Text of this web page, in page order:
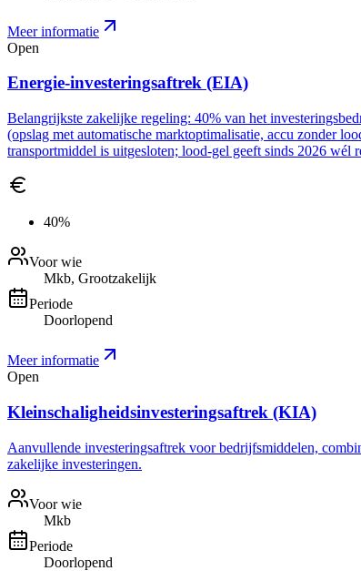
Meer informatie
Open
Energie-investeringsaftrek (EIA)
Belangrijkste zakelijke regeling: 40% van het
(opslag met automatische marktoptimalisatie, accu zonder
transportmiddel is uitgesloten; lood-gel geeft sinds 2026 wél
40%
Voor wie
Mkb, Grootzakelijk
Periode
Doorlopend
Meer informatie
Open
Kleinschaligheidsinvesteringsaftrek (KIA)
Aanvullende investeringsaftrek voor bedrijfsmiddelen,
zakelijke investeringen.
Voor wie
Mkb
Periode
Doorlopend